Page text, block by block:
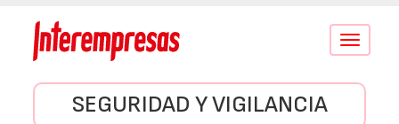
Conmutar
SEGURIDAD Y VIGILANCIA